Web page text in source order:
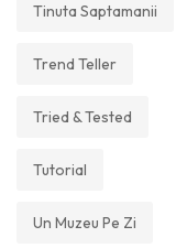
Tinuta Saptamanii
Trend Teller
Tried & Tested
Tutorial
Un Muzeu Pe Zi